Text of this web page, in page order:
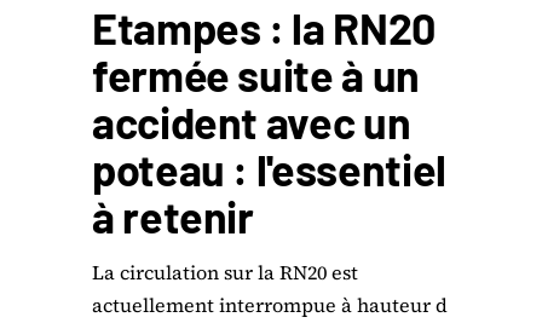
Etampes : la RN20
fermée suite à un
accident avec un
poteau : l'essentiel
à retenir
La circulation sur la RN20 est
actuellement interrompue à hauteur d